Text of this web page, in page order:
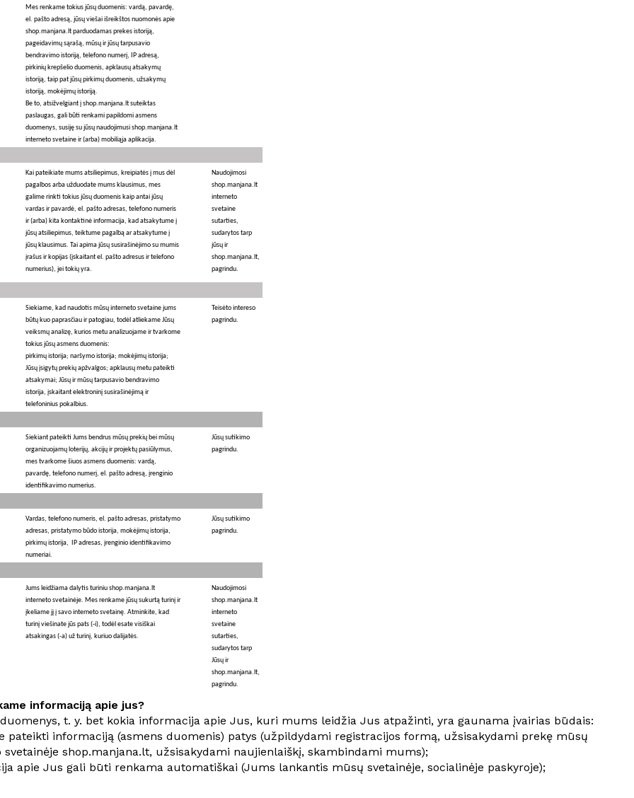
Mes renkame tokius jūsų duomenis: vardą, pavardę,
el. pašto adresą, jūsų viešai išreikštos nuomonės apie
shop.manjana.lt parduodamas prekes istoriją,
pageidavimų sąrašą, mūsų ir jūsų tarpusavio
bendravimo istoriją, telefono numerį, IP adresą,
pirkinių krepšelio duomenis, apklausų atsakymų
istoriją, taip pat jūsų pirkimų duomenis, užsakymų
istoriją, mokėjimų istoriją.
Be to, atsižvelgiant į shop.manjana.lt suteiktas
paslaugas, gali būti renkami papildomi asmens
duomenys, susiję su jūsų naudojimusi shop.manjana.lt
interneto svetaine ir (arba) mobiliąja aplikacija.
Kai pateikiate mums atsiliepimus, kreipiatės į mus dėl
pagalbos arba užduodate mums klausimus, mes
galime rinkti tokius jūsų duomenis kaip antai jūsų
vardas ir pavardė, el. pašto adresas, telefono numeris
ir (arba) kita kontaktinė informacija, kad atsakytume į
jūsų atsiliepimus, teiktume pagalbą ar atsakytume į
jūsų klausimus. Tai apima jūsų susirašinėjimo su mumis
įrašus ir kopijas (įskaitant el. pašto adresus ir telefono
numerius), jei tokių yra.
Naudojimosi
shop.manjana.lt
interneto
svetaine
sutarties,
sudarytos tarp
jūsų ir
shop.manjana.lt,
pagrindu.
Siekiame, kad naudotis mūsų interneto svetaine jums
būtų kuo paprasčiau ir patogiau, todėl atliekame Jūsų
veiksmų analizę, kurios metu analizuojame ir tvarkome
tokius jūsų asmens duomenis:
pirkimų istorija; naršymo istorija; mokėjimų istorija;
Jūsų įsigytų prekių apžvalgos; apklausų metu pateikti
atsakymai; Jūsų ir mūsų tarpusavio bendravimo
istorija, įskaitant elektroninį susirašinėjimą ir
telefoninius pokalbius.
Teisėto intereso
pagrindu.
Siekiant pateikti Jums bendrus mūsų prekių bei mūsų
organizuojamų loterijų, akcijų ir projektų pasiūlymus,
mes tvarkome šiuos asmens duomenis: vardą,
pavardę, telefono numerį, el. pašto adresą, įrenginio
identifikavimo numerius.
Jūsų sutikimo
pagrindu.
Vardas, telefono numeris, el. pašto adresas, pristatymo
adresas, pristatymo būdo istorija, mokėjimų istorija,
pirkimų istorija, IP adresas, įrenginio identifikavimo
numeriai.
Jūsų sutikimo
pagrindu.
Jums leidžiama dalytis turiniu shop.manjana.lt
interneto svetainėje. Mes renkame jūsų sukurtą turinį ir
įkeliame jį į savo interneto svetainę. Atminkite, kad
turinį viešinate jūs pats (-i), todėl esate visiškai
atsakingas (-a) už turinį, kuriuo dalijatės.
Naudojimosi
shop.manjana.lt
interneto
svetaine
sutarties,
sudarytos tarp
Jūsų ir
shop.manjana.lt,
pagrindu.
informaciją apie jus?
t. y. bet kokia informacija apie Jus, kuri mums leidžia Jus atpažinti, yra gaunama įvairias būdais:
pateikti informaciją (asmens duomenis) patys (užpildydami registracijos formą, užsisakydami prekę mūsų
svetainėje shop.manjana.lt, užsisakydami naujienlaiškį, skambindami mums);
apie Jus gali būti renkama automatiškai (Jums lankantis mūsų svetainėje, socialinėje paskyroje);